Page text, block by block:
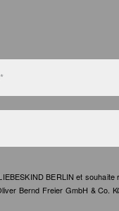
BERLIN et souhaite
Bernd Freier GmbH & Co.